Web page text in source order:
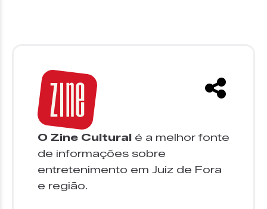
O Zine Cultural é a melhor fonte
de informações sobre
entretenimento em Juiz de Fora
e região.